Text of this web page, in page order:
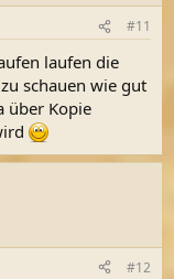
#11
laufen die
schauen wie gut
über Kopie
#12